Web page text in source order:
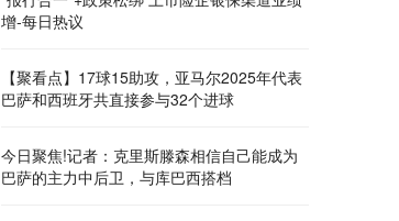
增-每日热议
【聚看点】17球15助攻，亚马尔2025年代表
巴萨和西班牙共直接参与32个进球
今日聚焦!记者：克里斯滕森相信自己能成为
巴萨的主力中后卫，与库巴西搭档